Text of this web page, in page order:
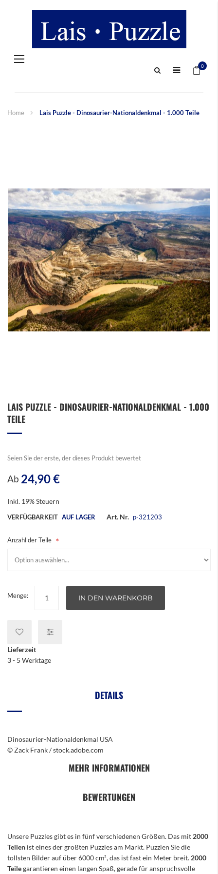
Navigation
0
Home Lais Puzzle - Dinosaurier-Nationaldenkmal - 1.000 Teile
Anfang
der
LAIS PUZZLE - DINOSAURIER-NATIONALDENKMAL - 1.000
TEILE
Seien Sie der erste, der dieses Produkt bewertet
Ab 24,90 €
Inkl. 19% Steuern
VERFÜGBARKEIT AUF LAGER Art. Nr. p-321203
Anzahl der Teile
Menge: IN DEN WARENKORB
Lieferzeit
3 - 5 Werktage
DETAILS
Dinosaurier-Nationaldenkmal USA
© Zack Frank / stock.adobe.com
MEHR INFORMATIONEN
BEWERTUNGEN
Unsere Puzzles gibt es in fünf verschiedenen Größen. Das mit 2000
Teilen ist eines der größten Puzzles am Markt. Puzzlen Sie die
tollsten Bilder auf über 6000 cm², das ist fast ein Meter breit. 2000
Teilegarantieren einen langen Spaß, gerade für anspruchsvolle